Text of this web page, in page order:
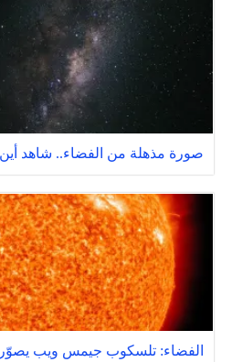
صورة مذهلة من الفضاء.. شاهد أين
الفضاء: تلسكوب جيمس ويب يصوّر